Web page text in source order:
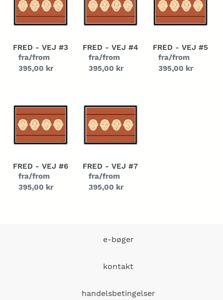
Vej
#3
FRED - VEJ #3
Normalpris
fra/from
395,00 kr
Vej
#4
FRED - VEJ #4
Normalpris
fra/from
395,00 kr
Vej
#5
FRED - VEJ #5
Normalpris
fra/from
395,00 kr
Vej
#6
FRED - VEJ #6
Normalpris
fra/from
395,00 kr
Vej
#7
FRED - VEJ #7
Normalpris
fra/from
395,00 kr
e-bøger
kontakt
handelsbetingelser